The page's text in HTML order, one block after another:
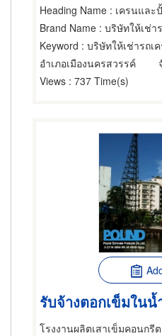
Heading Name : เครนและ
Brand Name : บริษัทให้เช่า
Keyword : บริษัทให้เช่ารถเ
อำเภอเมืองนครสวรรค์
Views : 737 Time(s)
รับจ้างตอกเข็มในน้
โรงงานผลิตเสาเข็มคอนกรี